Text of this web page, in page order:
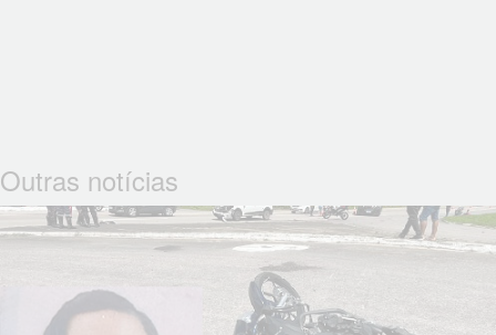
Outras notícias